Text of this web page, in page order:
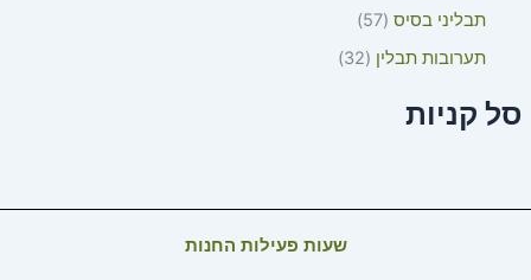
תבליני בסיס 57
תערובות תבלין
32
סל קניות
שעות פעילות החנות